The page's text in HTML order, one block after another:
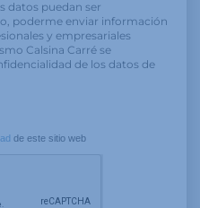
datos puedan ser
poderme enviar información
y empresariales
Calsina Carré se
de los datos de
de este sitio web